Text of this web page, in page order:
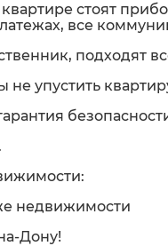
стоят
все
подходят
не упустить
недвижимости
Дону!